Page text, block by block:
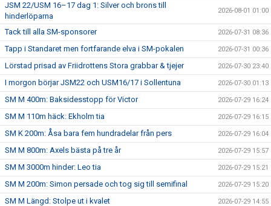
JSM 22/USM 16–17 dag 1: Silver och brons till
hinderlöparna
2026-08-01 01:00
Tack till alla SM-sponsorer 2026-07-31 08:36
Tapp i Standaret men fortfarande elva i SM-pokalen 2026-07-31 00:36
Lörstad prisad av Friidrottens Stora grabbar & tjejer 2026-07-30 23:40
I morgon börjar JSM22 och USM16/17 i Sollentuna 2026-07-30 01:13
SM M 400m: Baksidesstopp för Victor 2026-07-29 16:24
SM M 110m häck: Ekholm tia 2026-07-29 16:15
SM K 200m: Åsa bara fem hundradelar från pers 2026-07-29 16:04
SM M 800m: Axels bästa på tre år 2026-07-29 15:57
SM M 3000m hinder: Leo tia 2026-07-29 15:21
SM M 200m: Simon persade och tog sig till semifinal 2026-07-29 15:20
SM M Längd: Stolpe ut i kvalet 2026-07-29 14:55